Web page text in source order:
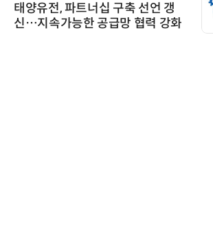
태양유전, 파트너십 구축 선언 갱
신…지속가능한 공급망 협력 강화